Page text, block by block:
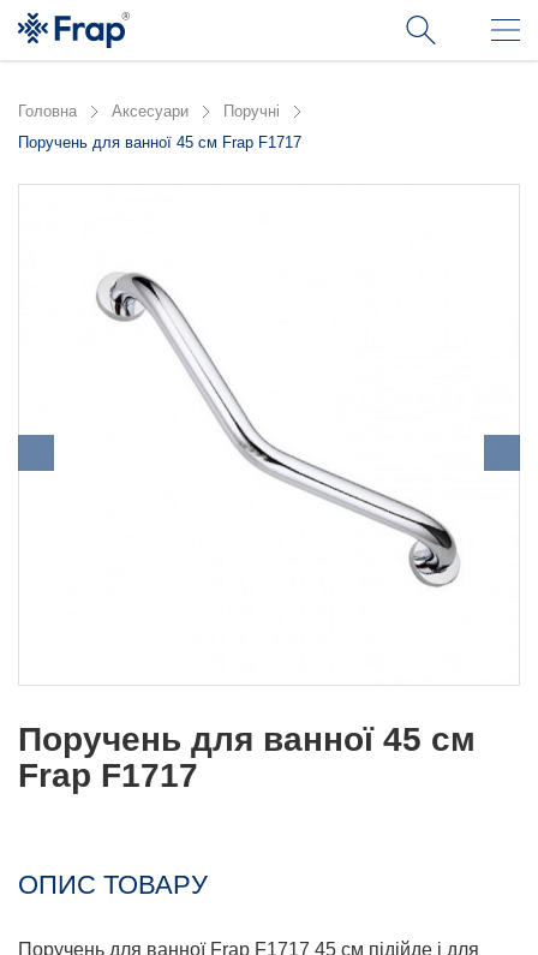
Головна Аксесуари
Поручні
Поручень для ванної 45 см Frap F1717
Поручень для ванної 45 см
Frap F1717
ОПИС ТОВАРУ
Поручень для ванної Frap F1717 45 см підійде і для